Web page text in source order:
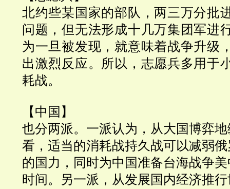
北约些某国家的部队，两三万分批
问题，但无法形成十几万集团军进
为一旦被发现，就意味着战争升级
出激烈反应。所以，志愿兵多用于
耗战。
【中国】
也分两派。一派认为，从大国博弈
看，适当的消耗战持久战可以减弱
的国力，同时为中国准备台海战争
时间。另一派，从发展国内经济推